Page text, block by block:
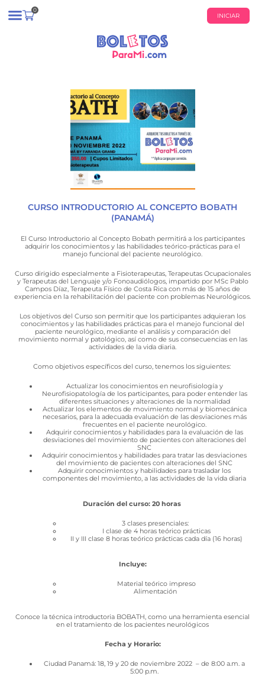
0
INICIAR
CURSO INTRODUCTORIO AL CONCEPTO BOBATH
(PANAMÁ)
El Curso Introductorio al Concepto Bobath permitirá a los participantes
adquirir los conocimientos y las habilidades teórico-prácticas para el
manejo funcional del paciente neurológico.
Curso dirigido especialmente a Fisioterapeutas, Terapeutas Ocupacionales
y Terapeutas del Lenguaje y/o Fonoaudiólogos, impartido por MSc Pablo
Campos Díaz, Terapeuta Físico de Costa Rica con más de 15 años de
experiencia en la rehabilitación del paciente con problemas Neurológicos.
Los objetivos del Curso son permitir que los participantes adquieran los
conocimientos y las habilidades prácticas para el manejo funcional del
paciente neurológico, mediante el análisis y comparación del
movimiento normal y patológico, así como de sus consecuencias en las
actividades de la vida diaria.
Como objetivos específicos del curso, tenemos los siguientes:
Actualizar los conocimientos en neurofisiología y
Neurofisiopatología de los participantes, para poder entender las
diferentes situaciones y alteraciones de la normalidad
Actualizar los elementos de movimiento normal y biomecánica
necesarios, para la adecuada evaluación de las desviaciones más
frecuentes en el paciente neurológico.
Adquirir conocimientos y habilidades para la evaluación de las
desviaciones del movimiento de pacientes con alteraciones del
SNC
Adquirir conocimientos y habilidades para tratar las desviaciones
del movimiento de pacientes con alteraciones del SNC
Adquirir conocimientos y habilidades para trasladar los
componentes del movimiento, a las actividades de la vida diaria
Duración del curso: 20 horas
3 clases presenciales:
I clase de 4 horas teórico prácticas
II y III clase 8 horas teórico prácticas cada día (16 horas)
Incluye:
Material teórico impreso
Alimentación
Conoce la técnica introductoria BOBATH, como una herramienta esencial
en el tratamiento de los pacientes neurológicos
Fecha y Horario:
Ciudad Panamá: 18, 19 y 20 de noviembre 2022 – de 8:00 a.m. a
5:00 p.m.